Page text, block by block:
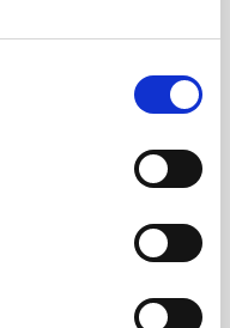
om å bygge et
kommuner,